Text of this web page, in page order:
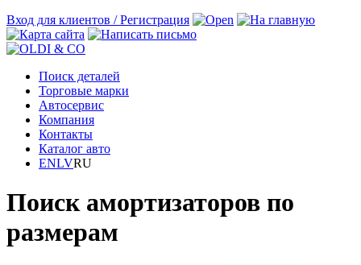
Вход для клиентов / Регистрация
Поиск деталей
Торговые марки
Автосервис
Компания
Контакты
Каталог авто
ENLVRU
Поиск амортизаторов по
размерам